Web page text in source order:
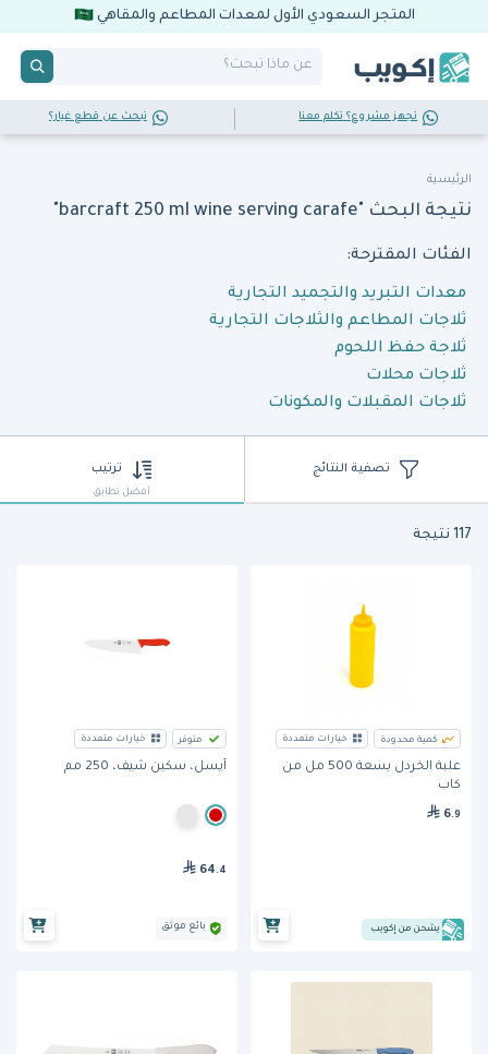
المتجر السعودي الأول لمعدات المطاعم والمقاهي
تجهز مشروع؟ تكلم معنا تبحث عن قطع غيار؟
الرئيسية
نتيجة البحث "barcraft 250 ml wine serving carafe"
الفئات المقترحة:
معدات التبريد والتجميد التجارية
ثلاجات المطاعم والثلاجات التجارية
ثلاجة حفظ اللحوم
ثلاجات محلات
ثلاجات المقبلات والمكونات
تصفية النتائج ترتيب
أفضل تطابق
117 نتيجة
كمية محدودة خيارات متعددة
علبة الخردل بسعة 500 مل من
كاب
6.9
يشحن من إكويب
متوفر خيارات متعددة
آيسل، سكين شيف، 250 مم
64 .4
بائع موثق